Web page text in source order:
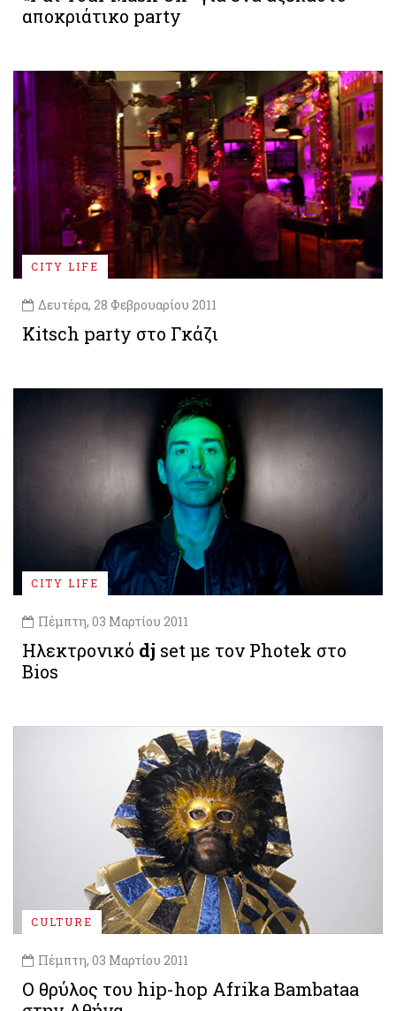
αποκριάτικο party
CITY LIFE
Δευτέρα, 28 Φεβρουαρίου 2011
Kitsch party στο Γκάζι
CITY LIFE
Πέμπτη, 03 Μαρτίου 2011
Ηλεκτρονικό dj set με τον Photek στο
Bios
CULTURE
Πέμπτη, 03 Μαρτίου 2011
O θρύλος του hip-hop Afrika Bambataa